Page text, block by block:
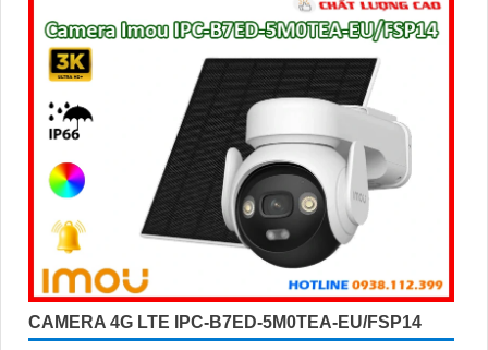
CAMERA 4G LTE IPC-B7ED-5M0TEA-EU/FSP14